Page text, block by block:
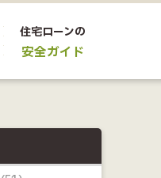
住宅ローンの
安全ガイド